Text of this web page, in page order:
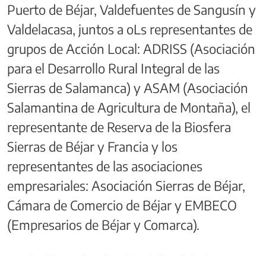
Puerto de Béjar, Valdefuentes de Sangusín y
Valdelacasa, juntos a oLs representantes de
grupos de Acción Local: ADRISS (Asociación
para el Desarrollo Rural Integral de las
Sierras de Salamanca) y ASAM (Asociación
Salamantina de Agricultura de Montaña), el
representante de Reserva de la Biosfera
Sierras de Béjar y Francia y los
representantes de las asociaciones
empresariales: Asociación Sierras de Béjar,
Cámara de Comercio de Béjar y EMBECO
(Empresarios de Béjar y Comarca).